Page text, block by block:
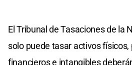
El Tribunal de Tasaciones de la
solo puede tasar activos
financieros e intangibles